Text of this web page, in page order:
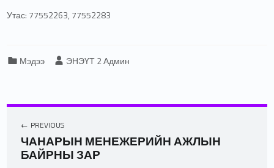
Утас: 77552263, 77552283
Categorized in:
Мэдээ Written by:
ЭНЭҮТ 2 Админ
PREVIOUS
ЧАНАРЫН МЕНЕЖЕРИЙН АЖЛЫН
БАЙРНЫ ЗАР